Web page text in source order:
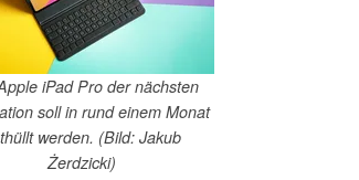
iPad Pro der nächsten
soll in rund einem Monat
werden. (Bild: Jakub
Żerdzicki)